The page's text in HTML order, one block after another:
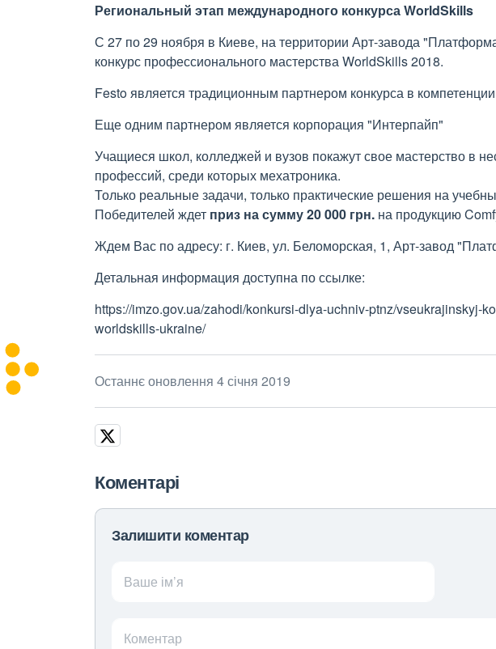
Региональный этап международного конкурса WorldSkills
С 27 по 29 ноября в Киеве, на территории Арт-завода
конкурс профессионального мастерства WorldSkills 2018.
Festo является традиционным партнером конкурса в
Еще одним партнером является корпорация "Интерпайп"
Учащиеся школ, колледжей и вузов покажут свое мастерство в
профессий, среди которых мехатроника.
Только реальные задачи, только практические решения на
Победителей ждет приз на сумму 20 000 грн. на продукцию
Ждем Вас по адресу: г. Киев, ул. Беломорская, 1, Арт-завод
Детальная информация доступна по ссылке:
https://imzo.gov.ua/zahodi/konkursi-dlya-uchniv-ptnz/vseukrajinskyj-
worldskills-ukraine/
Останнє оновлення 4 січня 2019
Коментарі
Залишити коментар
Ваше ім’я
Коментар